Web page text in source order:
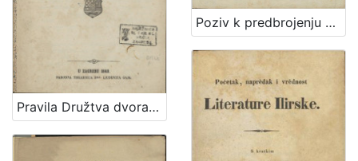
Pravila Družtva dvorane zagrebačke
Poziv k predbrojenju za drugu polovinu VI. godišta Ilirskih Narodnih Novinah i Danice ilirske / Ljudevit Gaj